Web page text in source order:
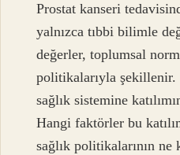
Prostat kanseri
yalnızca tıbbi bilimle
değerler, toplumsal
politikalarıyla
sağlık sistemine
Hangi faktörler bu
sağlık politikalarının